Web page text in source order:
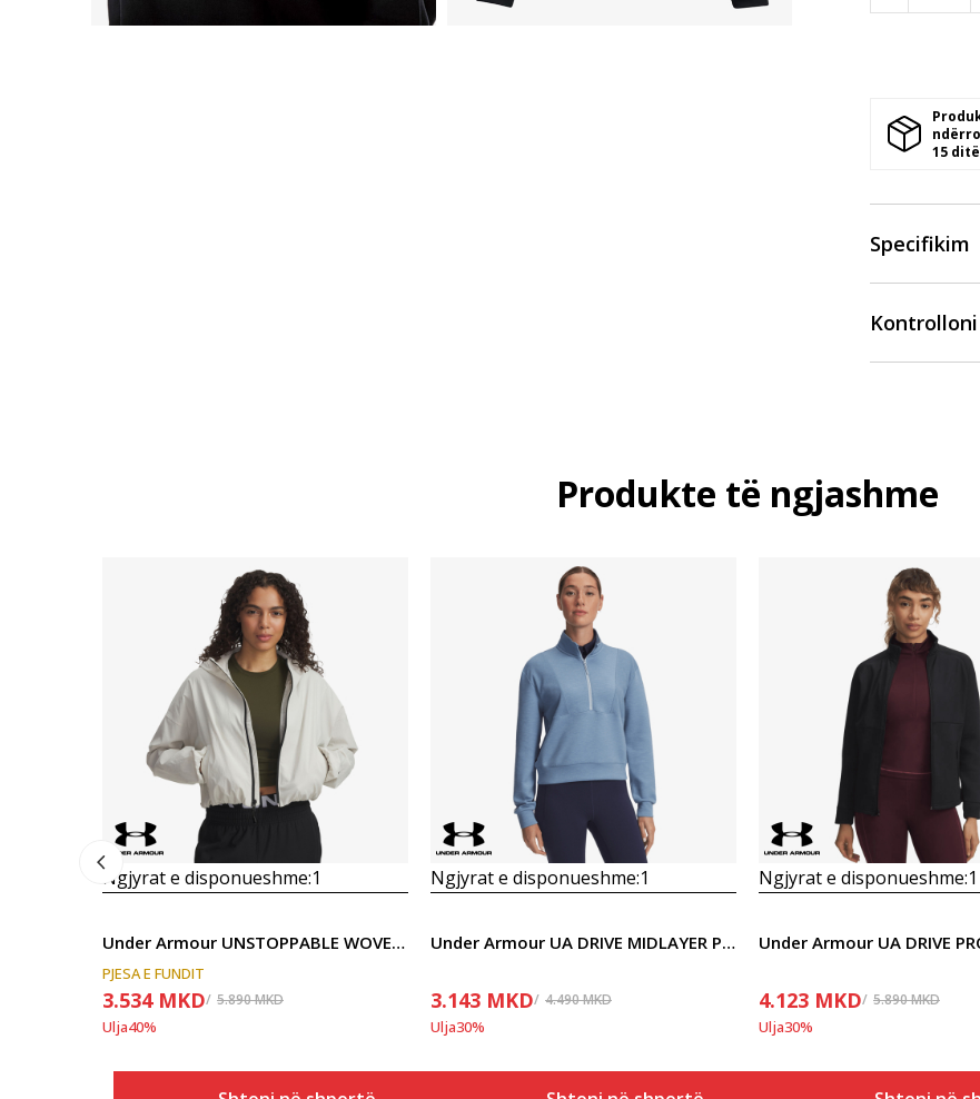
15
Specifikim
Produkte të ngjashme
Ngjyrat e disponueshme:1
Under Armour UNSTOPPABLE WOVEN RSTOP LS
PJESA E FUNDIT
3.534 MKD 5.890MKD
Ulja40%
Ngjyrat e disponueshme:1
Under Armour UA DRIVE MIDLAYER PULLOVER
3.143 MKD 4.490MKD
Ulja30%
Ngjyrat e disponueshme:1
4.123 MKD 5.890MKD
Ulja30%